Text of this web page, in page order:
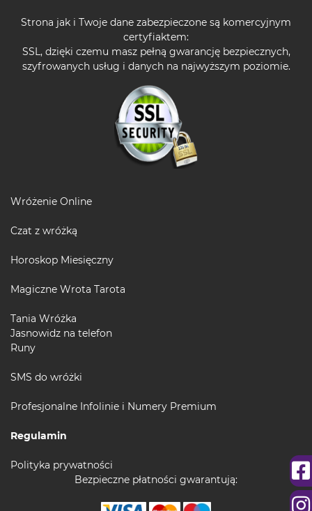
Strona jak i Twoje dane zabezpieczone są komercyjnym
certyfiaktem:
SSL, dzięki czemu masz pełną gwarancję bezpiecznych,
szyfrowanych usług i danych na najwyższym poziomie.
Wróżenie Online
Czat z wróżką
Horoskop Miesięczny
Magiczne Wrota Tarota
Tania Wróżka
Jasnowidz na telefon
Runy
SMS do wróżki
Profesjonalne Infolinie i Numery Premium
Regulamin
Polityka prywatności
Bezpieczne płatności gwarantują: